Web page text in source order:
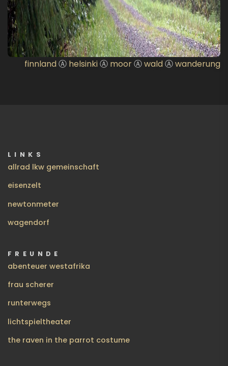
finnlandⒶ helsinkiⒶ moorⒶwaldⒶwanderung
LINKS
allrad lkw gemeinschaft
eisenzelt
newtonmeter
wagendorf
FREUNDE
abenteuer westafrika
frau scherer
runterwegs
lichtspieltheater
the raven in the parrot costume